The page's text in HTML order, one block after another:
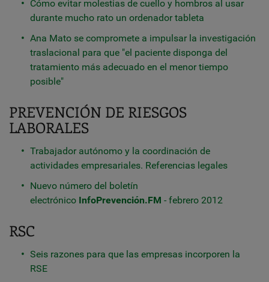
Cómo evitar molestias de cuello y hombros al usar
durante mucho rato un ordenador tableta
Ana Mato se compromete a impulsar la investigación
traslacional para que "el paciente disponga del
tratamiento más adecuado en el menor tiempo
posible"
PREVENCIÓN DE RIESGOS
LABORALES
Trabajador autónomo y la coordinación de
actividades empresariales. Referencias legales
Nuevo número del boletín
electrónico InfoPrevención.FM - febrero 2012
RSC
Seis razones para que las empresas incorporen la
RSE